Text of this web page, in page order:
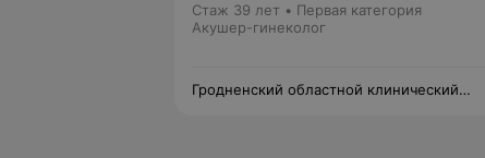
Стаж 39 лет • Первая категория
Акушер-гинеколог
Гродненский областной клинический